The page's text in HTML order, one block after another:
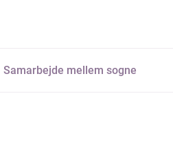
Samarbejde mellem sogne